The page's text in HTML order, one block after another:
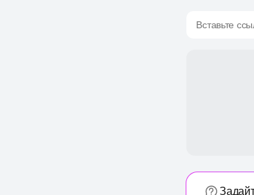
Вставьте